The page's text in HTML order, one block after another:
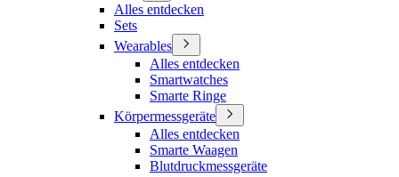
Alles entdecken
Sets
Wearables
Alles entdecken
Smartwatches
Smarte Ringe
Körpermessgeräte
Alles entdecken
Smarte Waagen
Blutdruckmessgeräte